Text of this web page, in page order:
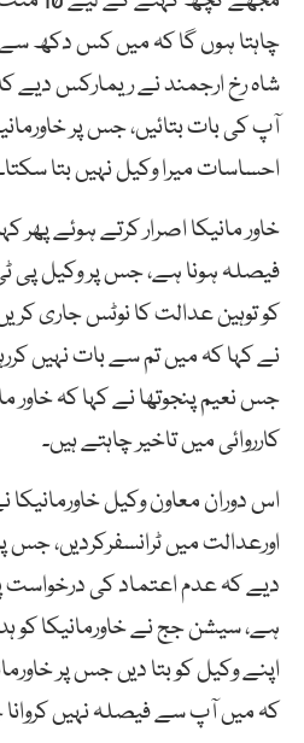
چاہتا ہوں گا کہ میں کس دکھ سے
شاہ رخ ارجمند نے ریمارکس دیے
آپ کی بات بتائیں، جس پر
احساسات میرا وکیل نہیں بتا
خاور مانیکا اصرار کرتے ہوئے
فیصلہ ہونا ہے، جس پر وکیل پی
کو توہین عدالت کا نوٹس جاری
نے کہا کہ میں تم سے بات نہیں
جس نعیم پنجوتھا نے کہا کہ خاور
کارروائی میں تاخیر چاہتے ہیں۔
اس دوران معاون وکیل
اورعدالت میں ٹرانسفرکردیں،
دیے کہ عدم اعتماد کی
ہے، سیشن جج نے خاورمانیکا کو
اپنے وکیل کو بتا دیں جس پر
کہ میں آپ سے فیصلہ نہیں کروانا